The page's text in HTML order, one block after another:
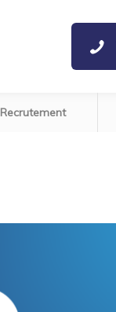
Recrutement